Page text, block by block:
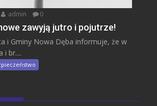
admin 0
zawyją jutro i pojutrze!
i Gminy Nowa Dęba informuje, że w
i br....